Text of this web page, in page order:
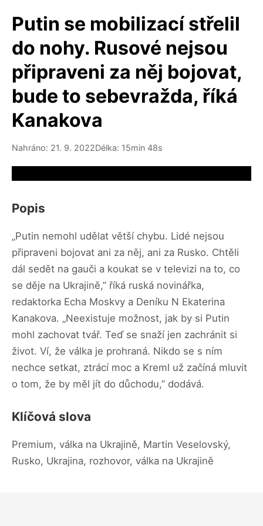
Putin se mobilizací střelil
do nohy. Rusové nejsou
připraveni za něj bojovat,
bude to sebevražda, říká
Kanakova
Nahráno: 21. 9. 2022Délka: 15min 48s
Popis
„Putin nemohl udělat větší chybu. Lidé nejsou
připraveni bojovat ani za něj, ani za Rusko. Chtěli
dál sedět na gauči a koukat se v televizi na to, co
se děje na Ukrajině,” říká ruská novinářka,
redaktorka Echa Moskvy a Deníku N Ekaterina
Kanakova. „Neexistuje možnost, jak by si Putin
mohl zachovat tvář. Teď se snaží jen zachránit si
život. Ví, že válka je prohraná. Nikdo se s ním
nechce setkat, ztrácí moc a Kreml už začíná mluvit
o tom, že by měl jít do důchodu,” dodává.
Klíčová slova
Premium, válka na Ukrajině, Martin Veselovský,
Rusko, Ukrajina, rozhovor, válka na Ukrajině